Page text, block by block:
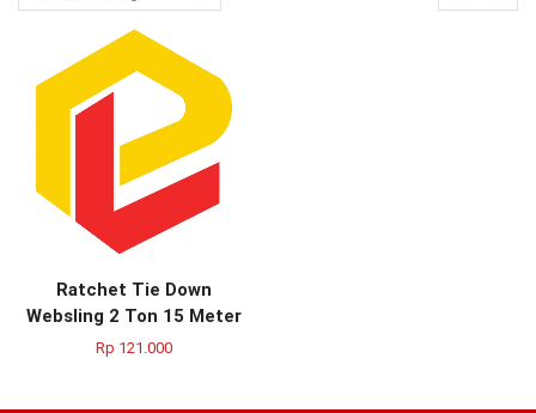
Ratchet Tie Down
Websling 2 Ton 15 Meter
Rp 121.000